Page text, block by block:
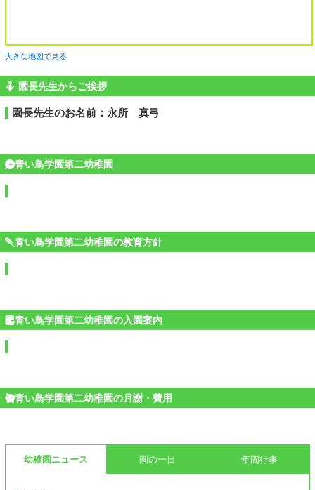
大きな地図で見る
園長先生からご挨拶
園長先生のお名前：永所 真弓
青い鳥学園第二幼稚園
青い鳥学園第二幼稚園の教育方針
青い鳥学園第二幼稚園の入園案内
青い鳥学園第二幼稚園の月謝・費用
幼稚園ニュース 園の一日 年間行事